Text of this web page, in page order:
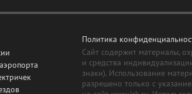
Политика
Сайт содержит материалы,
и средства
знаки). Использование
разрешено только с